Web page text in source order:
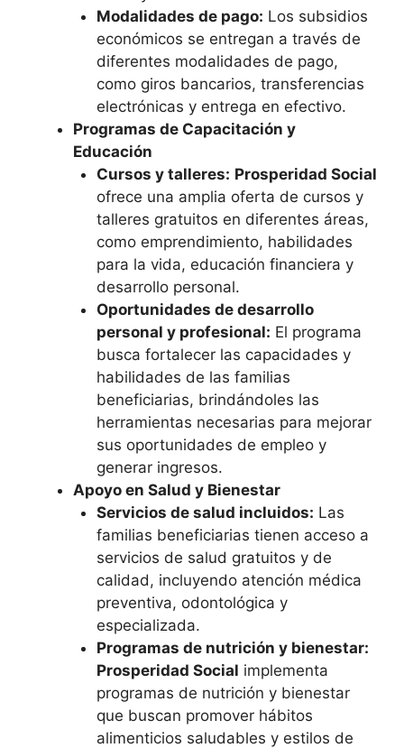
Modalidades de pago: Los subsidios
económicos se entregan a través de
diferentes modalidades de pago,
como giros bancarios, transferencias
electrónicas y entrega en efectivo.
Programas de Capacitación y
Educación
Cursos y talleres: Prosperidad Social
ofrece una amplia oferta de cursos y
talleres gratuitos en diferentes áreas,
como emprendimiento, habilidades
para la vida, educación financiera y
desarrollo personal.
Oportunidades de desarrollo
personal y profesional: El programa
busca fortalecer las capacidades y
habilidades de las familias
beneficiarias, brindándoles las
herramientas necesarias para mejorar
sus oportunidades de empleo y
generar ingresos.
Apoyo en Salud y Bienestar
Servicios de salud incluidos: Las
familias beneficiarias tienen acceso a
servicios de salud gratuitos y de
calidad, incluyendo atención médica
preventiva, odontológica y
especializada.
Programas de nutrición y bienestar:
Prosperidad Social implementa
programas de nutrición y bienestar
que buscan promover hábitos
alimenticios saludables y estilos de